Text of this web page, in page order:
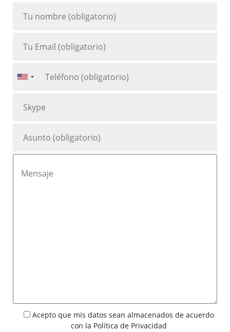
Acepto que mis datos sean almacenados de acuerdo
con la Política de Privacidad